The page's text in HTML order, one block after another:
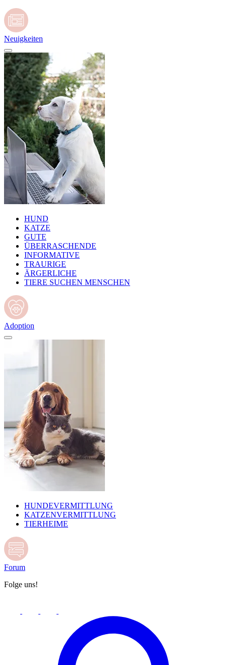
Neuigkeiten
HUND
KATZE
GUTE
ÜBERRASCHENDE
INFORMATIVE
TRAURIGE
ÄRGERLICHE
TIERE SUCHEN MENSCHEN
Adoption
HUNDEVERMITTLUNG
KATZENVERMITTLUNG
TIERHEIME
Forum
Folge uns!